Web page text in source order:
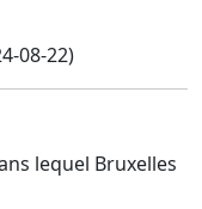
08-22)
lequel Bruxelles